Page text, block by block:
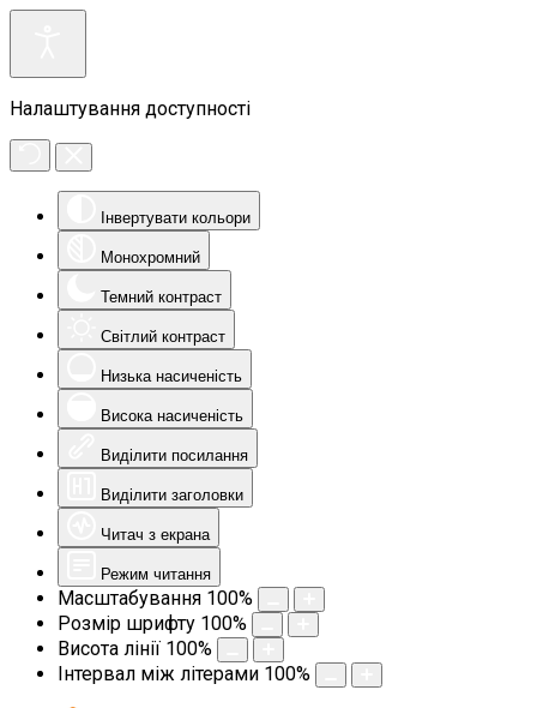
Налаштування доступності
Інвертувати кольори
Монохромний
Темний контраст
Світлий контраст
Низька насиченість
Висока насиченість
Виділити посилання
Виділити заголовки
Читач з екрана
Режим читання
Масштабування 100%
Розмір шрифту 100%
Висота лінії 100%
Інтервал між літерами 100%